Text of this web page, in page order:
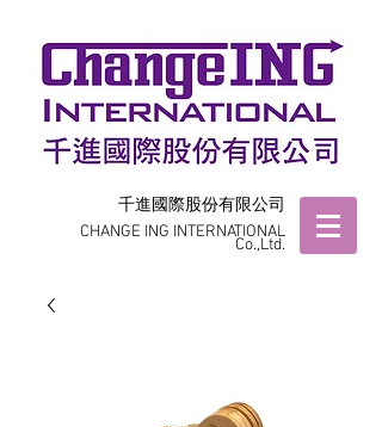
千進國際股份有限公司
CHANGE ING INTERNATIONAL
Co.,Ltd.